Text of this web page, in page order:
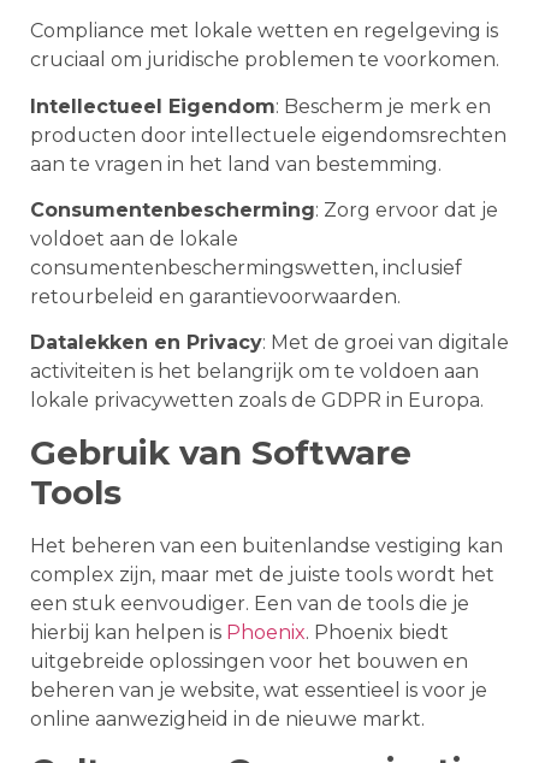
Compliance met lokale wetten en regelgeving is
cruciaal om juridische problemen te voorkomen.
Intellectueel Eigendom: Bescherm je merk en
producten door intellectuele eigendomsrechten
aan te vragen in het land van bestemming.
Consumentenbescherming: Zorg ervoor dat je
voldoet aan de lokale
consumentenbeschermingswetten, inclusief
retourbeleid en garantievoorwaarden.
Datalekken en Privacy: Met de groei van digitale
activiteiten is het belangrijk om te voldoen aan
lokale privacywetten zoals de GDPR in Europa.
Gebruik van Software
Tools
Het beheren van een buitenlandse vestiging kan
complex zijn, maar met de juiste tools wordt het
een stuk eenvoudiger. Een van de tools die je
hierbij kan helpen is Phoenix. Phoenix biedt
uitgebreide oplossingen voor het bouwen en
beheren van je website, wat essentieel is voor je
online aanwezigheid in de nieuwe markt.